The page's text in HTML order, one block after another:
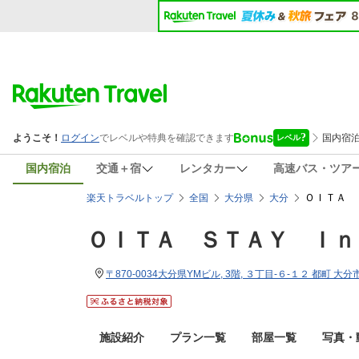
国内宿泊 交通＋宿 レンタカー 高速バス・ツア
楽天トラベルトップ 全国 大分県 大分 ＯＩＴＡ
ＯＩＴＡ ＳＴＡＹ Ｉ
〒870-0034大分県YMビル, 3階, ３丁目-６-１２ 都町 大分
施設紹介 プラン一覧 部屋一覧 写真・